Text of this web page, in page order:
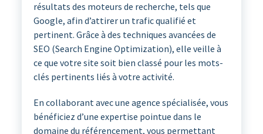
résultats des moteurs de recherche, tels que
Google, afin d’attirer un trafic qualifié et
pertinent. Grâce à des techniques avancées de
SEO (Search Engine Optimization), elle veille à
ce que votre site soit bien classé pour les mots-
clés pertinents liés à votre activité.
En collaborant avec une agence spécialisée, vous
bénéficiez d’une expertise pointue dans le
domaine du référencement, vous permettant